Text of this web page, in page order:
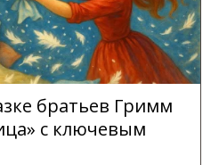
братьев Гримм
с ключевым